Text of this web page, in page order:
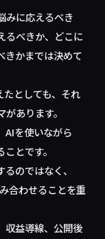
みに応えるべき
るべきか、どこに
きかまでは決めて
たとしても、それ
あります。
AIを使いながら
とです。
のではなく、
合わせることを重
収益導線、公開後